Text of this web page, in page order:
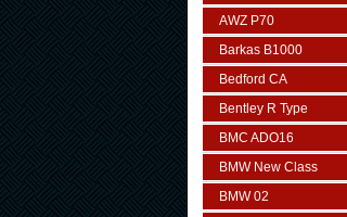
AWZ P70
Barkas B1000
Bedford CA
Bentley R Type
BMC ADO16
BMW New Class
BMW 02